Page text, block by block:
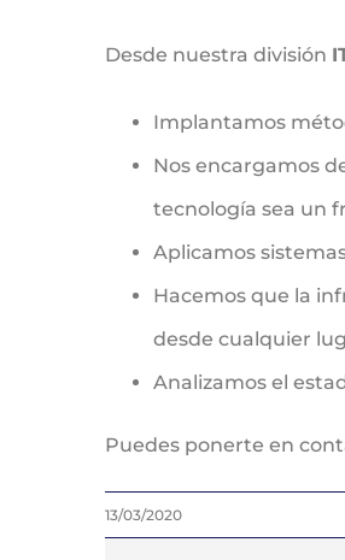
Desde nuestra división
Implantamos
Nos encargamos
tecnología sea un
Aplicamos
Hacemos que la
desde cualquier
Analizamos el
Puedes ponerte en
13/03/2020